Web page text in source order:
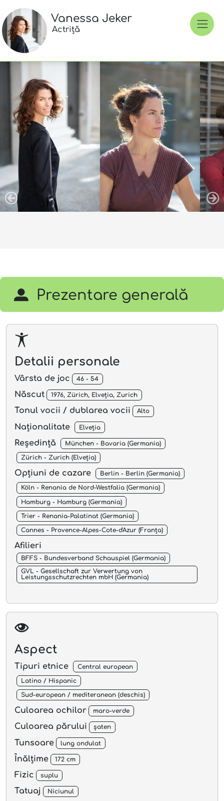
Vanessa Jeker
Actriță
Prezentare generală
Detalii personale
Vârsta de joc 46 - 54
Născut 1976, Zürich, Elveția, Zurich
Tonul vocii / dublarea vocii Alto
Naționalitate Elveția
Reședință München - Bavaria (Germania)
Zürich - Zurich (Elveția)
Opțiuni de cazare Berlin - Berlin (Germania)
Köln - Renania de Nord-Westfalia (Germania)
Hamburg - Hamburg (Germania)
Trier - Renania-Palatinat (Germania)
Cannes - Provence-Alpes-Cote-d'Azur (Franța)
Afilieri
BFFS - Bundesverband Schauspiel (Germania)
GVL - Gesellschaft zur Verwertung von
Leistungsschutzrechten mbH (Germania)
Aspect
Tipuri etnice Central european
Latino / Hispanic
Sud-european / mediteranean (deschis)
Culoarea ochilor maro-verde
Culoarea părului șaten
Tunsoare lung ondulat
Înălțime 172 cm
Fizic suplu
Tatuaj Niciunul